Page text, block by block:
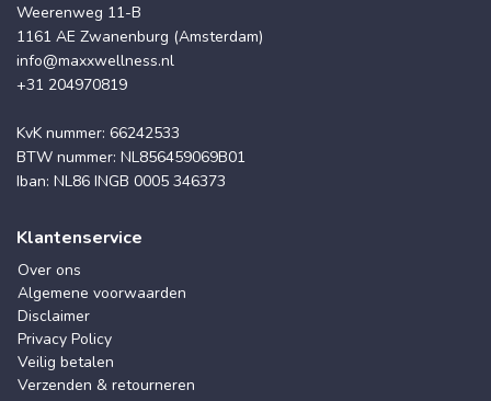
Weerenweg 11-B
1161 AE Zwanenburg (Amsterdam)
info@maxxwellness.nl
+31 204970819
KvK nummer: 66242533
BTW nummer: NL856459069B01
Iban: NL86 INGB 0005 346373
Klantenservice
Over ons
Algemene voorwaarden
Disclaimer
Privacy Policy
Veilig betalen
Verzenden & retourneren